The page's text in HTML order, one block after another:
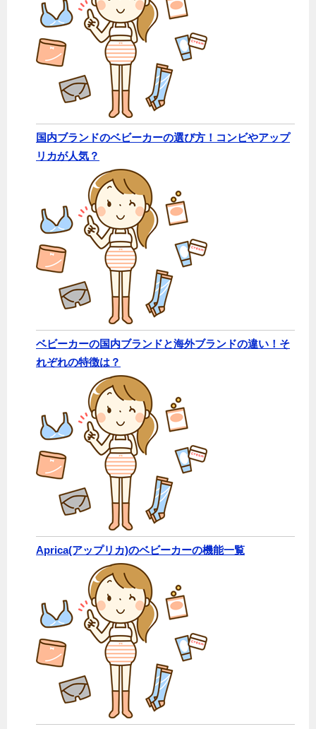
国内ブランドのベビーカーの選び方！コンビやアップ
リカが人気？
ベビーカーの国内ブランドと海外ブランドの違い！そ
れぞれの特徴は？
Aprica(アップリカ)のベビーカーの機能一覧